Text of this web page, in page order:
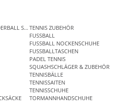
SETSTENNIS ZUBEHÖR
FUSSBALL
FUSSBALL NOCKENSCHUHE
FUSSBALLTASCHEN
PADEL TENNIS
SQUASHSCHLÄGER & ZUBEHÖR
TENNISBÄLLE
TENNISSAITEN
TENNISSCHUHE
TORMANNHANDSCHUHE